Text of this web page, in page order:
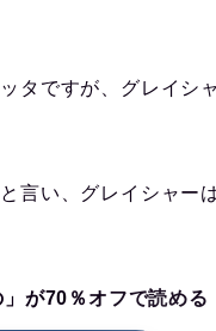
タですが、グレイシ
言い、グレイシャー
が70％オフで読める